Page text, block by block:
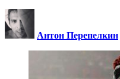
Антон Перепелкин